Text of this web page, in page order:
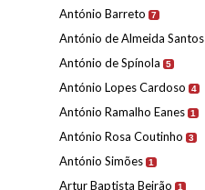
António Barreto 7
António de Almeida Santos
António de Spínola 5
António Lopes Cardoso 4
António Ramalho Eanes 1
António Rosa Coutinho 3
António Simões 1
Artur Baptista Beirão 1